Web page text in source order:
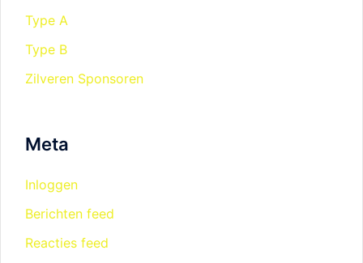
Type A
Type B
Zilveren Sponsoren
Meta
Inloggen
Berichten feed
Reacties feed